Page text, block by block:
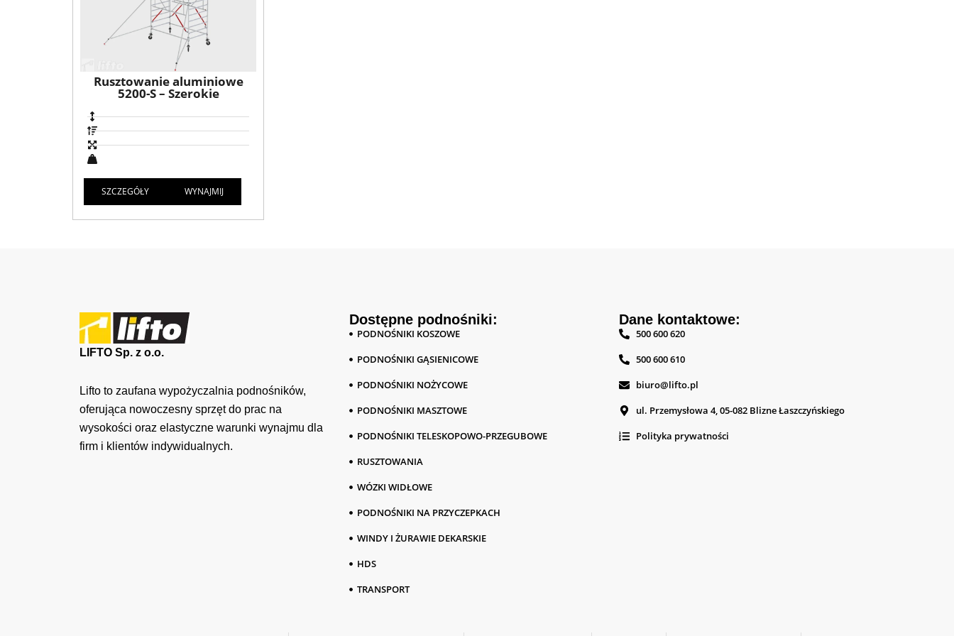
Rusztowanie aluminiowe
5200-S – Szerokie
SZCZEGÓŁY WYNAJMIJ
LIFTO Sp. z o.o.
Lifto to zaufana wypożyczalnia podnośników,
oferująca nowoczesny sprzęt do prac na
wysokości oraz elastyczne warunki wynajmu dla
firm i klientów indywidualnych.
Dostępne podnośniki:
PODNOŚNIKI KOSZOWE
PODNOŚNIKI GĄSIENICOWE
PODNOŚNIKI NOŻYCOWE
PODNOŚNIKI MASZTOWE
PODNOŚNIKI TELESKOPOWO-PRZEGUBOWE
RUSZTOWANIA
WÓZKI WIDŁOWE
PODNOŚNIKI NA PRZYCZEPKACH
WINDY I ŻURAWIE DEKARSKIE
HDS
TRANSPORT
Dane kontaktowe:
500 600 620
500 600 610
biuro@lifto.pl
ul. Przemysłowa 4, 05-082 Blizne Łaszczyńskiego
Polityka prywatności